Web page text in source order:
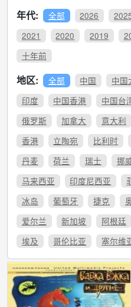
年代: 全部 2026
2021
2020 2019
十年前
地区: 全部 中国 中国
印度
中国香港 中国台
俄罗斯
加拿大 意大利
香港
立陶宛 比利时
丹麦
荷兰 瑞士 挪
马来西亚
印度尼西亚
冰岛
葡萄牙 捷克
爱尔兰
新加坡 阿根廷
埃及
哥伦比亚 塞尔维